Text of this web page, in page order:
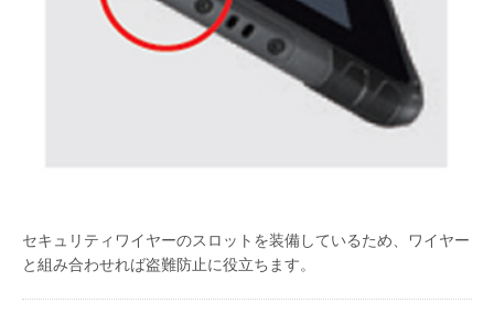
セキュリティワイヤーのスロットを装備しているため、ワイヤー
と組み合わせれば盗難防止に役立ちます。